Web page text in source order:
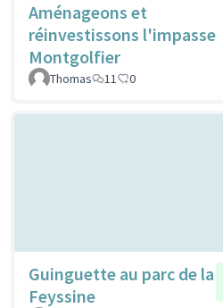
Aménageons et
réinvestissons l'impasse
Montgolfier
Thomas 11 0
Guinguette au parc de la
Feyssine